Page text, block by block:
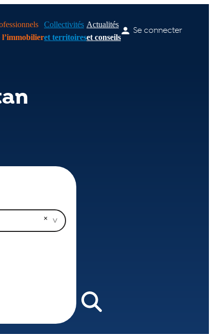
l’immobilier
Collectivités
et territoires
Actualités
et conseils
Se connecter